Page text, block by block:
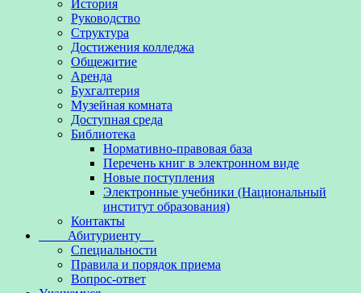
История
Руководство
Структура
Достижения колледжа
Общежитие
Аренда
Бухгалтерия
Музейная комната
Доступная среда
Библиотека
Нормативно-правовая база
Перечень книг в электронном виде
Новые поступления
Электронные учебники (Национальный
институт образования)
Контакты
Абитуриенту
Специальности
Правила и порядок приема
Вопрос-ответ